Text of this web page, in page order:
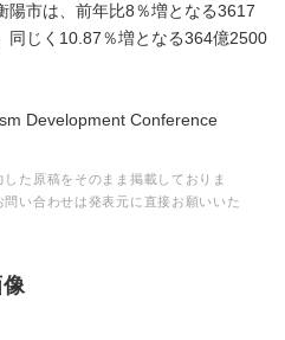
陽市は、前年比8％増となる3617
同じく10.87％増となる364億2500
Development Conference
た原稿をそのまま掲載しておりま
い合わせは発表元に直接お願いいた